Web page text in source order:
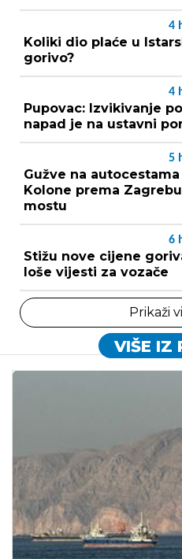
4
Koliki dio plaće u
gorivo?
4
Pupovac: Izvikivanje
napad je na ustavni
5
Gužve na
Kolone prema
mostu
6
Stižu nove cijene
loše vijesti za vozače
Prikaži
VIŠE IZ